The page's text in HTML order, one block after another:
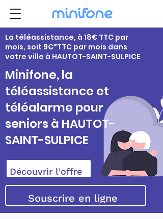
La téléassistance, à 18€ TTC par
mois, soit 9€*TTC par mois dans
votre ville à HAUTOT-SAINT-SULPICE
Minifone, la
téléassistance et
téléalarme pour
seniors à HAUTOT-
SAINT-SULPICE
Découvrir l'offre
Souscrire en ligne